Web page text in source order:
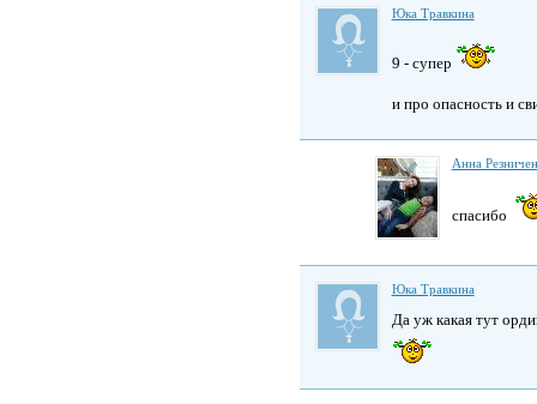
Юка Травкина
9 - супер
и про опасность и
Анна
спасибо
Юка Травкина
Да уж какая тут